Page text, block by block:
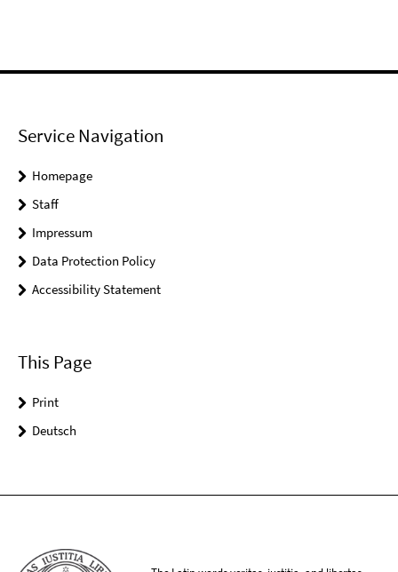
Service Navigation
Homepage
Staff
Impressum
Data Protection Policy
Accessibility Statement
This Page
Print
Deutsch